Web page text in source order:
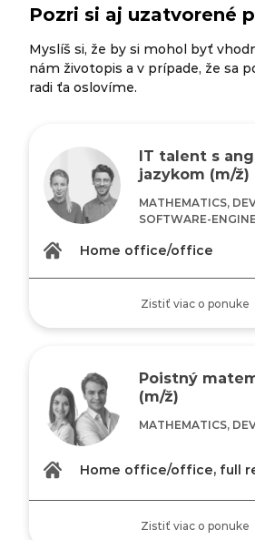
Pozri si aj uzatvorené
Myslíš si, že by si mohol byť
nám životopis a v prípade, že sa
radi ťa oslovíme.
IT talent s
jazykom (m/ž)
MATHEMATICS,
SOFTWARE-
Home office/office
Zistiť viac o ponuke
Poistný
(m/ž)
MATHEMATICS,
Home office/office, full
Zistiť viac o ponuke